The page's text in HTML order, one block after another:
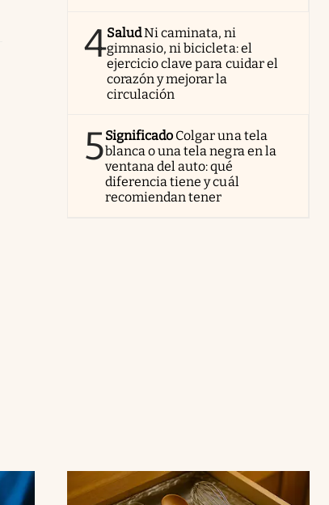
4SaludNi caminata, ni
gimnasio, ni bicicleta: el
ejercicio clave para cuidar el
corazón y mejorar la
circulación
5Significado Colgar una tela
blanca o una tela negra en la
ventana del auto: qué
diferencia tiene y cuál
recomiendan tener